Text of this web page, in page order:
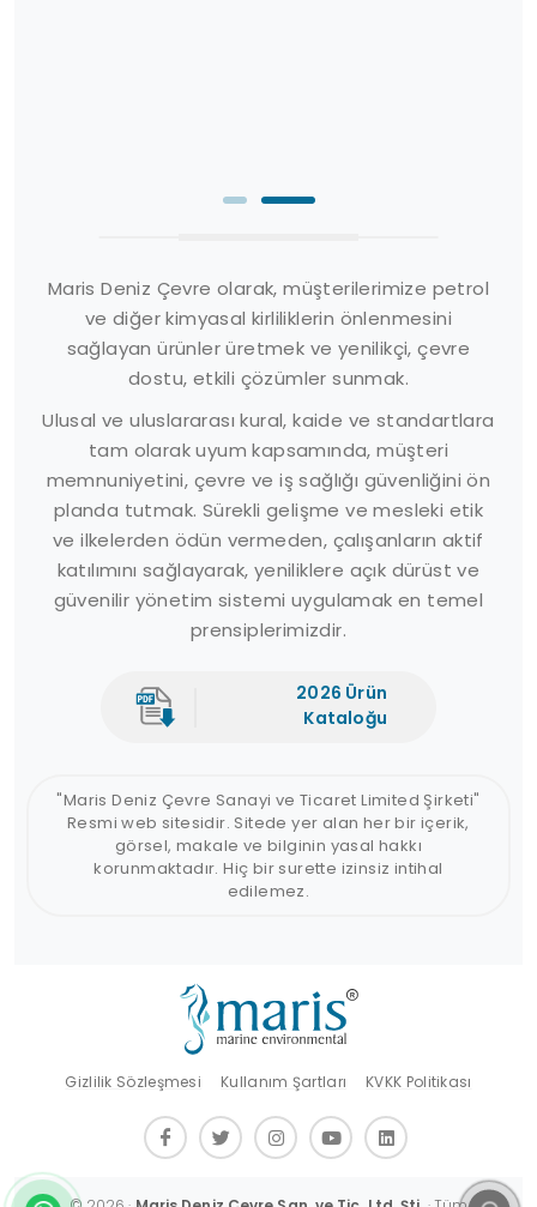
Maris Deniz Çevre olarak, müşterilerimize petrol
ve diğer kimyasal kirliliklerin önlenmesini
sağlayan ürünler üretmek ve yenilikçi, çevre
dostu, etkili çözümler sunmak.
Ulusal ve uluslararası kural, kaide ve standartlara
tam olarak uyum kapsamında, müşteri
memnuniyetini, çevre ve iş sağlığı güvenliğini ön
planda tutmak. Sürekli gelişme ve mesleki etik
ve ilkelerden ödün vermeden, çalışanların aktif
katılımını sağlayarak, yeniliklere açık dürüst ve
güvenilir yönetim sistemi uygulamak en temel
prensiplerimizdir.
2026 Ürün
Kataloğu
"Maris Deniz Çevre Sanayi ve Ticaret Limited Şirketi"
Resmi web sitesidir. Sitede yer alan her bir içerik,
görsel, makale ve bilginin yasal hakkı
korunmaktadır. Hiç bir surette izinsiz intihal
edilemez.
Gizlilik Sözleşmesi Kullanım Şartları KVKK Politikası